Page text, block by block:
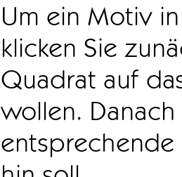
Um ein Motiv
klicken Sie
Quadrat auf
wollen.